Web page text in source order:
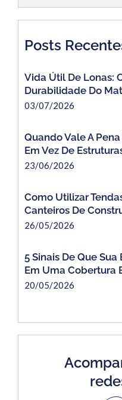
Posts
Vida Útil De Lonas:
Durabilidade Do
03/07/2026
Quando Vale A
Em Vez De
23/06/2026
Como Utilizar
Canteiros De
26/05/2026
5 Sinais De Que
Em Uma Cobertura
20/05/2026